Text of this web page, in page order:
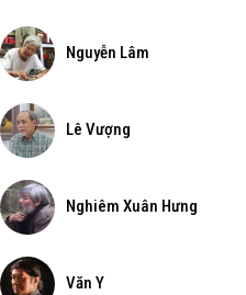
Nguyễn Lâm
Lê Vượng
Nghiêm Xuân Hưng
Văn Y